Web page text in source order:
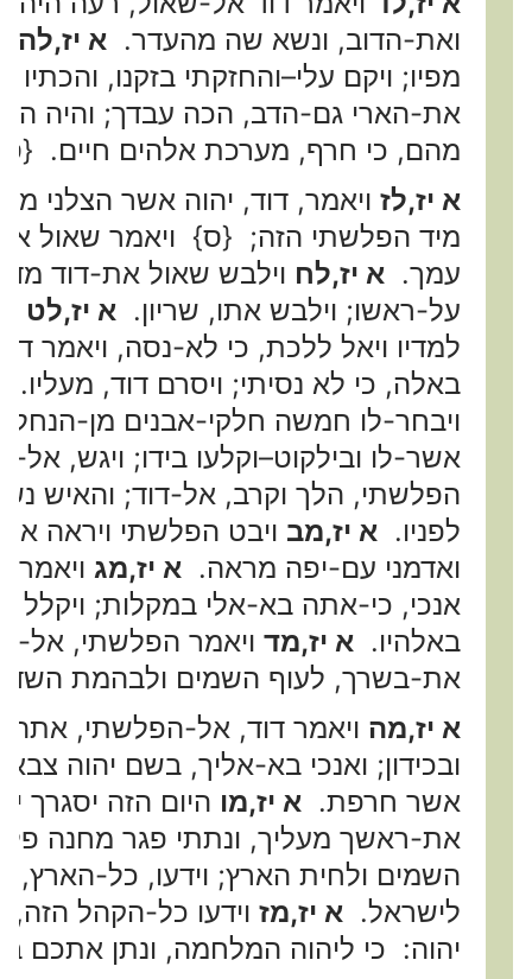
ואת-הדוב, ונשא שה מהעדר.א יז,לה
מפיו; ויקם עלי–והחזקתי בזקנו, והכתיו
את-הארי גם-הדב, הכה עבדך; והיה
מהם, כי חרף, מערכת אלהים חיים.
א יז,לז ויאמר, דוד, יהוה אשר הצלני
מיד הפלשתי הזה; {ס} ויאמר שאול אל-
עמך.א יז,לח וילבש שאול את-דוד
על-ראשו; וילבש אתו, שריון.א יז,לט
למדיו ויאל ללכת, כי לא-נסה, ויאמר
באלה, כי לא נסיתי; ויסרם דוד, מעליו.
ויבחר-לו חמשה חלקי-אבנים מן-
אשר-לו ובילקוט–וקלעו בידו; ויגש,
הפלשתי, הלך וקרב, אל-דוד; והאיש
לפניו.א יז,מב ויבט הפלשתי ויראה
ואדמני עם-יפה מראה.א יז,מג
אנכי, כי-אתה בא-אלי במקלות; ויקלל
באלהיו.א יז,מד ויאמר הפלשתי, אל-
את-בשרך, לעוף השמים ולבהמת
א יז,מה ויאמר דוד, אל-הפלשתי, אתה
ובכידון; ואנכי בא-אליך, בשם יהוה
אשר חרפת.א יז,מו היום הזה יסגרך
את-ראשך מעליך, ונתתי פגר מחנה
השמים ולחית הארץ; וידעו, כל-הארץ,
לישראל.א יז,מז וידעו כל-הקהל הזה,
יהוה: כי ליהוה המלחמה, ונתן אתכם